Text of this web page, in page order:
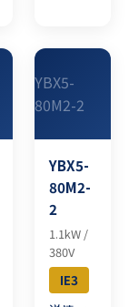
YBX5-
80M2-2
YBX5-
80M2-
2
1.1kW /
380V
IE3